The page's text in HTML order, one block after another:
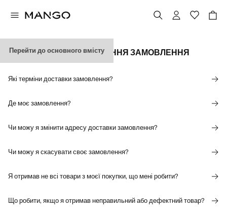
Перейти до основного вмісту
ДОСТАВКА ТА ВІДСТЕЖЕННЯ ЗАМОВЛЕННЯ
Які терміни доставки замовлення?
Де моє замовлення?
Чи можу я змінити адресу доставки замовлення?
Чи можу я скасувати своє замовлення?
Я отримав не всі товари з моєї покупки, що мені робити?
Що робити, якщо я отримав неправильний або дефектний товар?